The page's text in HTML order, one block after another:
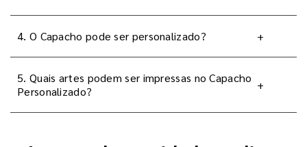
4. O Capacho pode ser personalizado? +
5. Quais artes podem ser impressas no Capacho
Personalizado?
+